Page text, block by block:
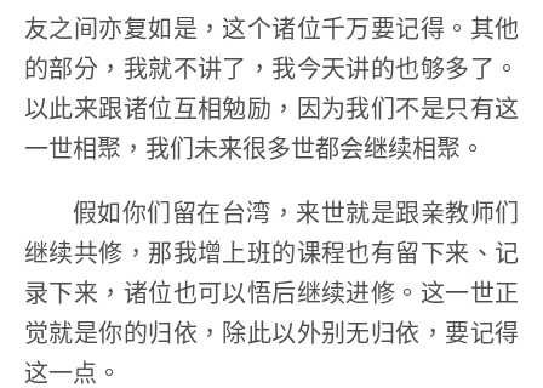
友之间亦复如是，这个诸位千万要记得。其他
的部分，我就不讲了，我今天讲的也够多了。
以此来跟诸位互相勉励，因为我们不是只有这
一世相聚，我们未来很多世都会继续相聚。
假如你们留在台湾，来世就是跟亲教师们
继续共修，那我增上班的课程也有留下来、记
录下来，诸位也可以悟后继续进修。这一世正
觉就是你的归依，除此以外别无归依，要记得
这一点。